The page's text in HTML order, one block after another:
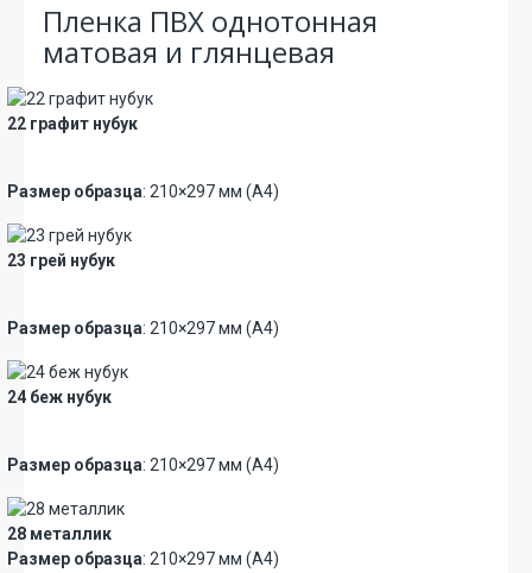
Пленка ПВХ однотонная
матовая и глянцевая
22 графит нубук
Размер образца: 210×297 мм (А4)
23 грей нубук
Размер образца: 210×297 мм (А4)
24 беж нубук
Размер образца: 210×297 мм (А4)
28 металлик
Размер образца: 210×297 мм (А4)